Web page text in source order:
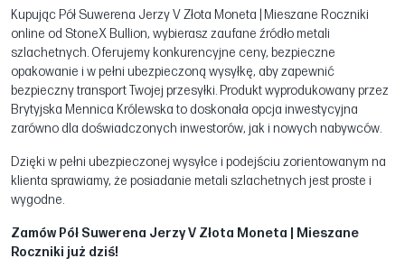
Kupując Pół Suwerena Jerzy V Złota Moneta | Mieszane Roczniki
online od StoneX Bullion, wybierasz zaufane źródło metali
szlachetnych. Oferujemy konkurencyjne ceny, bezpieczne
opakowanie i w pełni ubezpieczoną wysyłkę, aby zapewnić
bezpieczny transport Twojej przesyłki. Produkt wyprodukowany przez
Brytyjska Mennica Królewska to doskonała opcja inwestycyjna
zarówno dla doświadczonych inwestorów, jak i nowych nabywców.
Dzięki w pełni ubezpieczonej wysyłce i podejściu zorientowanym na
klienta sprawiamy, że posiadanie metali szlachetnych jest proste i
wygodne.
Zamów Pół Suwerena Jerzy V Złota Moneta | Mieszane
Roczniki już dziś!